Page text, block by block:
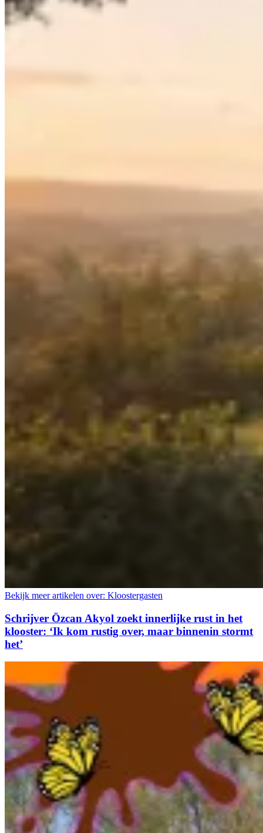
Bekijk meer artikelen over: Kloostergasten
Schrijver Özcan Akyol zoekt innerlijke rust in het
klooster: ‘Ik kom rustig over, maar binnenin stormt
het’